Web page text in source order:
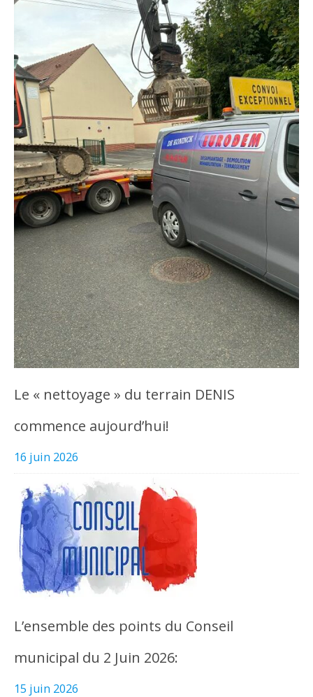
Le « nettoyage » du terrain DENIS
commence aujourd’hui!
16 juin 2026
L’ensemble des points du Conseil
municipal du 2 Juin 2026:
15 juin 2026